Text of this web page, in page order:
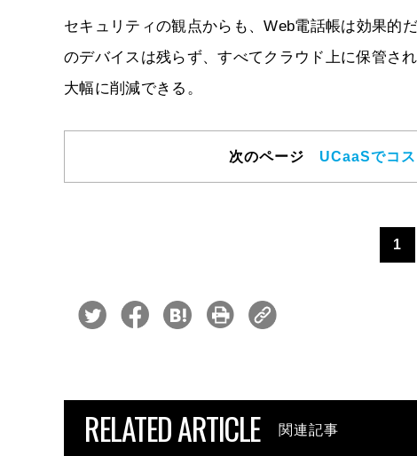
セキュリティの観点からも、Web電話帳は効果的
のデバイスは残らず、すべてクラウド上に保管さ
大幅に削減できる。
次のページ UCaaSでコ
1
RELATED ARTICLE 関連記事